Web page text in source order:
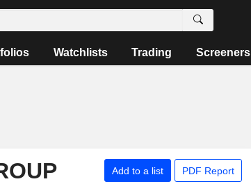
Watchlists Trading Screeners
Add to a list PDF Report